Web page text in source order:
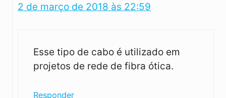
2 de março de 2018 às 22:59
Esse tipo de cabo é utilizado em
projetos de rede de fibra ótica.
Responder